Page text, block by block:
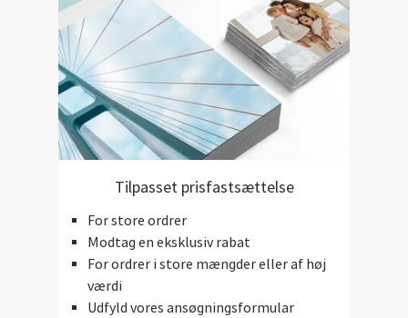
Tilpasset prisfastsættelse
For store ordrer
Modtag en eksklusiv rabat
For ordrer i store mængder eller af høj
værdi
Udfyld vores ansøgningsformular